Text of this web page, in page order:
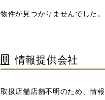
物件が見つかりませんでした。
情報提供会社
取扱店舗店舗不明のため、情